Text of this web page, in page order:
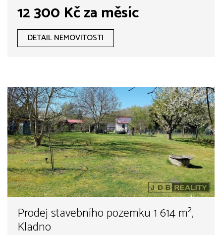
12 300 Kč za měsíc
DETAIL NEMOVITOSTI
Prodej stavebního pozemku 1 614 m²,
Kladno